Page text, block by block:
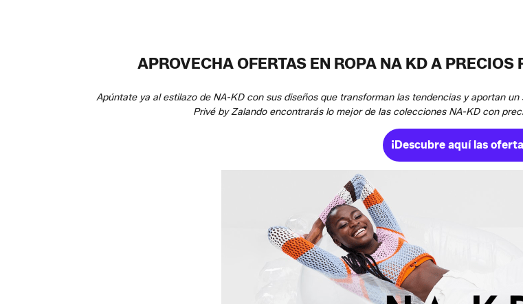
APROVECHA OFERTAS EN ROPA NA KD A
Apúntate ya al estilazo de NA-KD con sus diseños que transforman las tendencias y aportan
Privé by Zalando encontrarás lo mejor de las colecciones NA-KD con
¡Descubre aquí las